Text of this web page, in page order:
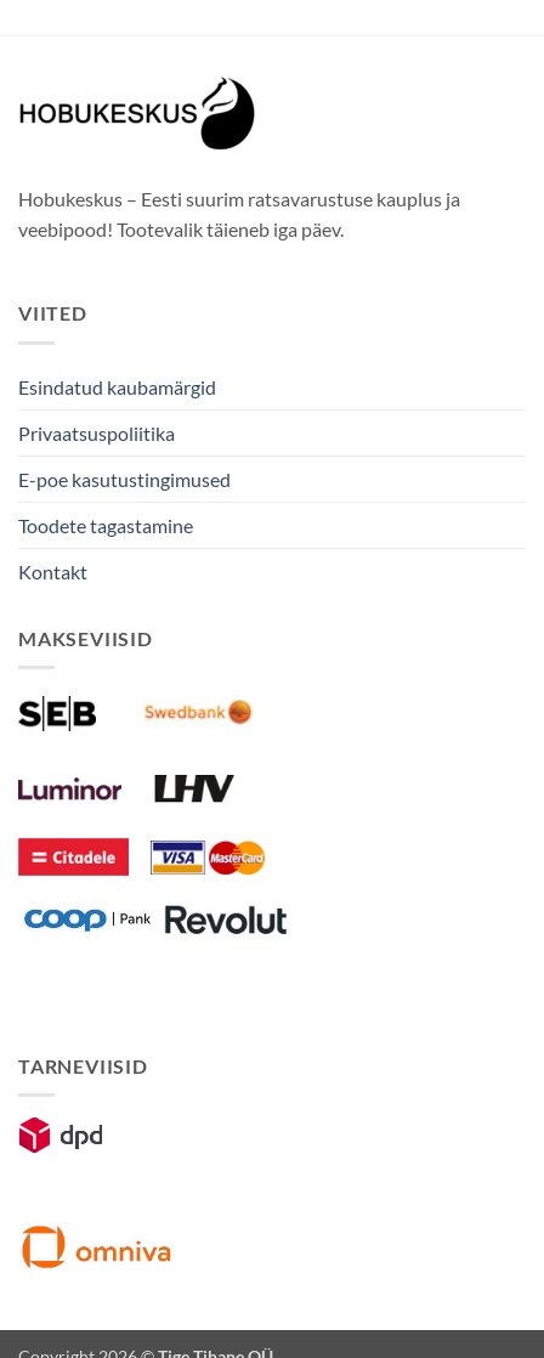
Hobukeskus – Eesti suurim ratsavarustuse kauplus ja
veebipood! Tootevalik täieneb iga päev.
VIITED
Esindatud kaubamärgid
Privaatsuspoliitika
E-poe kasutustingimused
Toodete tagastamine
Kontakt
MAKSEVIISID
TARNEVIISID